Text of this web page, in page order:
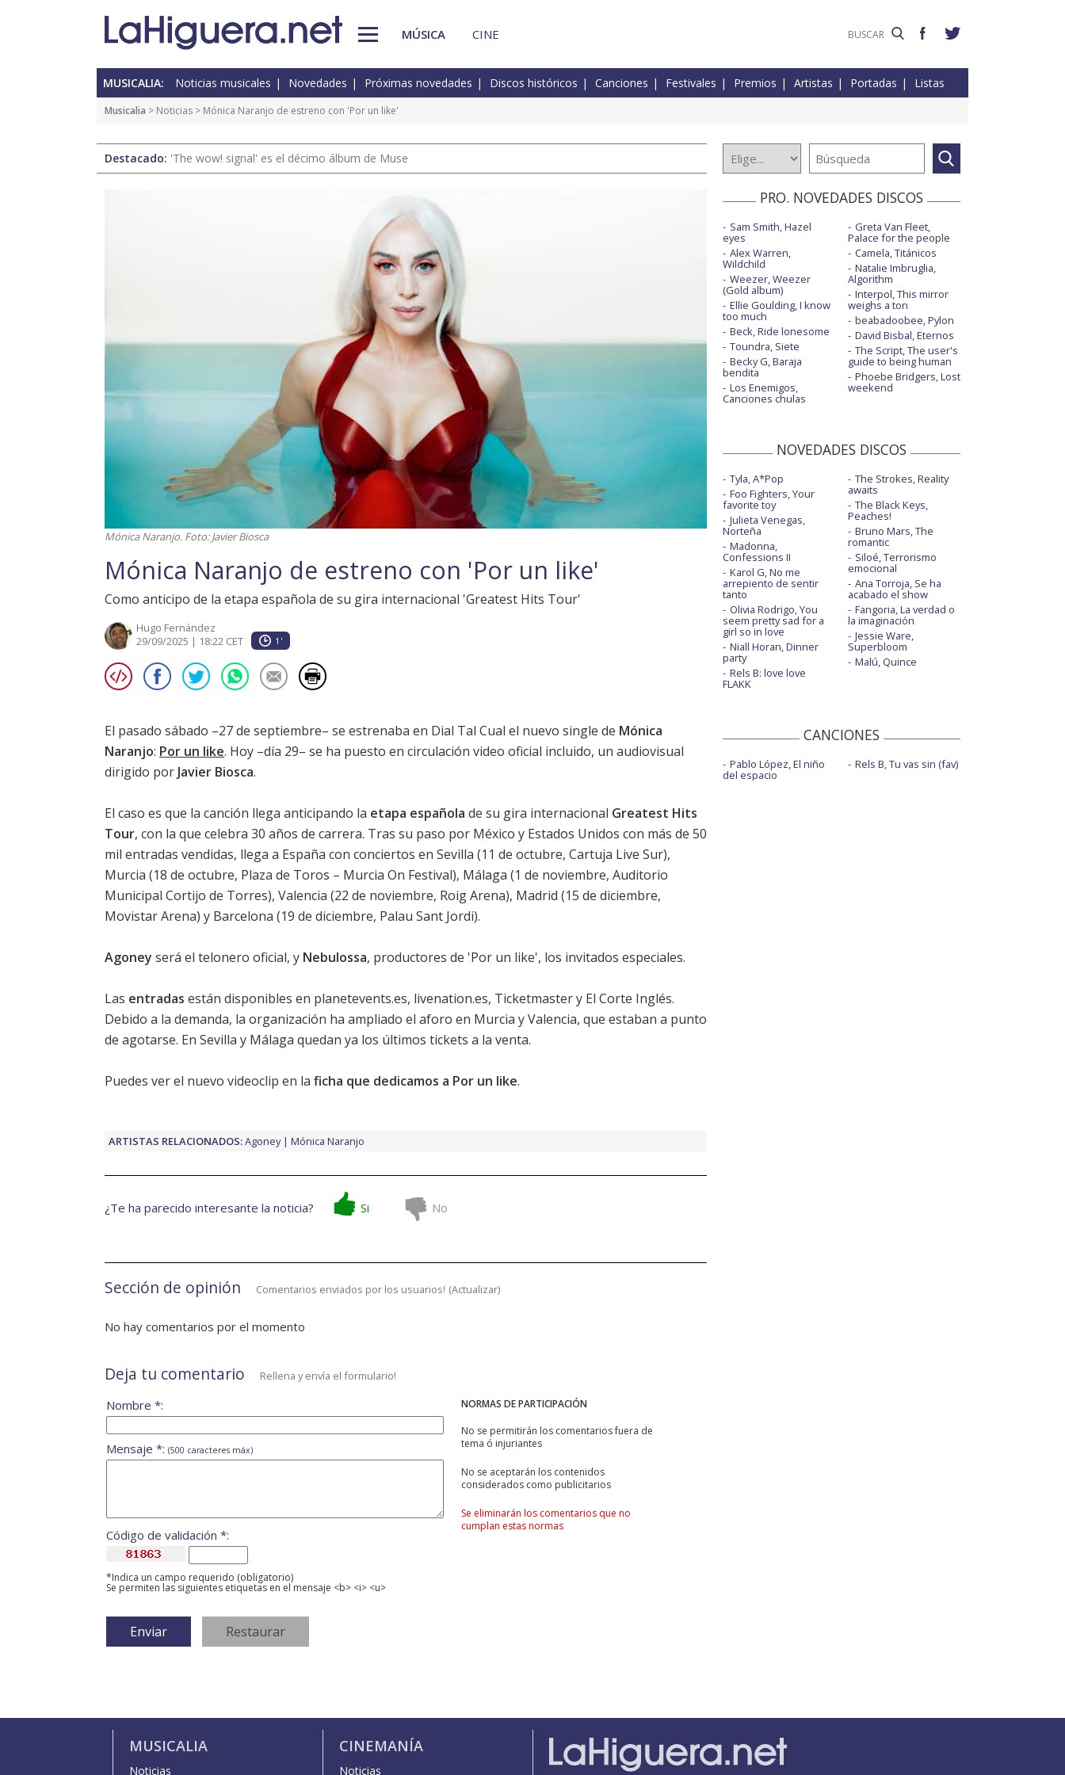
MÚSICA CINE
MUSICALIA: Noticias musicales Novedades Próximas novedades Discos históricos Canciones Festivales Premios Artistas Portadas Listas
Musicalia > Noticias > Mónica Naranjo de estreno con 'Por un like'
Destacado: 'The wow! signal' es el décimo álbum de Muse
Mónica Naranjo. Foto: Javier Biosca
Mónica Naranjo de estreno con 'Por un like'
Como anticipo de la etapa española de su gira internacional 'Greatest Hits Tour'
Hugo Fernández
29/09/2025 | 18:22 CET
1'
El pasado sábado –27 de septiembre– se estrenaba en Dial Tal Cual el nuevo single de Mónica
Naranjo: Por un like. Hoy –día 29– se ha puesto en circulación video oficial incluido, un audiovisual
dirigido por Javier Biosca.
El caso es que la canción llega anticipando la etapa española de su gira internacional Greatest Hits
Tour, con la que celebra 30 años de carrera. Tras su paso por México y Estados Unidos con más de 50
mil entradas vendidas, llega a España con conciertos en Sevilla (11 de octubre, Cartuja Live Sur),
Murcia (18 de octubre, Plaza de Toros – Murcia On Festival), Málaga (1 de noviembre, Auditorio
Municipal Cortijo de Torres), Valencia (22 de noviembre, Roig Arena), Madrid (15 de diciembre,
Movistar Arena) y Barcelona (19 de diciembre, Palau Sant Jordi).
Agoney será el telonero oficial, y Nebulossa, productores de 'Por un like', los invitados especiales.
Las entradas están disponibles en planetevents.es, livenation.es, Ticketmaster y El Corte Inglés.
Debido a la demanda, la organización ha ampliado el aforo en Murcia y Valencia, que estaban a punto
de agotarse. En Sevilla y Málaga quedan ya los últimos tickets a la venta.
Puedes ver el nuevo videoclip en la ficha que dedicamos a Por un like.
ARTISTAS RELACIONADOS:Agoney Mónica Naranjo
¿Te ha parecido interesante la noticia? Si No
Sección de opinión Comentarios enviados por los usuarios! (Actualizar)
No hay comentarios por el momento
Deja tu comentario Rellena y envía el formulario!
NORMAS DE PARTICIPACIÓN
No se permitirán los comentarios fuera de
tema ó injuriantes
No se aceptarán los contenidos
considerados como publicitarios
Se eliminarán los comentarios que no
cumplan estas normas
Nombre *:
Mensaje *: (500 caracteres máx)
Código de validación *:
*Indica un campo requerido (obligatorio)
Se permiten las siguientes etiquetas en el mensaje <b> <i> <u>
PRO. NOVEDADES DISCOS
Sam Smith, Hazel
eyes
Alex Warren,
Wildchild
Weezer, Weezer
(Gold album)
Ellie Goulding, I know
too much
Beck, Ride lonesome
Toundra, Siete
Becky G, Baraja
bendita
Los Enemigos,
Canciones chulas
Greta Van Fleet,
Palace for the people
Camela, Titánicos
Natalie Imbruglia,
Algorithm
Interpol, This mirror
weighs a ton
beabadoobee, Pylon
David Bisbal, Eternos
The Script, The user's
guide to being human
Phoebe Bridgers, Lost
weekend
NOVEDADES DISCOS
Tyla, A*Pop
Foo Fighters, Your
favorite toy
Julieta Venegas,
Norteña
Madonna,
Confessions II
Karol G, No me
arrepiento de sentir
tanto
Olivia Rodrigo, You
seem pretty sad for a
girl so in love
Niall Horan, Dinner
party
Rels B: love love
FLAKK
The Strokes, Reality
awaits
The Black Keys,
Peaches!
Bruno Mars, The
romantic
Siloé, Terrorismo
emocional
Ana Torroja, Se ha
acabado el show
Fangoria, La verdad o
la imaginación
Jessie Ware,
Superbloom
Malú, Quince
CANCIONES
Pablo López, El niño
del espacio
Rels B, Tu vas sin (fav)
MUSICALIA
Noticias
CINEMANÍA
Noticias